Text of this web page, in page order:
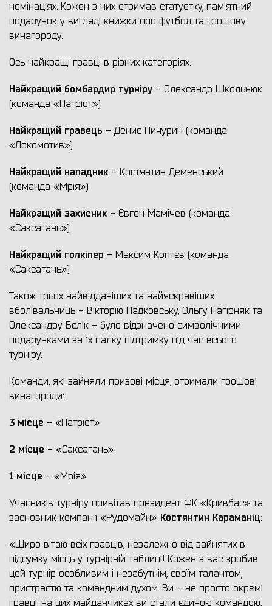
номінаціях. Кожен з них отримав статуетку, пам'ятний
подарунок у вигляді книжки про футбол та грошову
винагороду.
Ось найкращі гравці в різних категоріях:
Найкращий бомбардир турніру - Олександр Школьнюк
(команда «Патріот»)
Найкращий гравець - Денис Пичурин (команда
«Локомотив»)
Найкращий нападник - Костянтин Деменський
(команда «Мрія»)
Найкращий захисник - Євген Мамічев (команда
«Саксагань»)
Найкращий голкіпер - Максим Коптєв (команда
«Саксагань»)
Також трьох найвідданіших та найяскравіших
вболівальниць - Вікторію Падковську, Ольгу Нагірняк та
Олександру Бєлік - було відзначено символічними
подарунками за їх палку підтримку під час всього
турніру.
Команди, які зайняли призові місця, отримали грошові
винагороди:
3 місце - «Патріот»
2 місце - «Саксагань»
1 місце - «Мрія»
Учасників турніру привітав президент ФК «Кривбас» та
засновник компанії «Рудомайн» Костянтин Караманіц:
«Щиро вітаю всіх гравців, незалежно від зайнятих в
підсумку місць у турнірній таблиці! Кожен з вас зробив
цей турнір особливим і незабутнім, своїм талантом,
пристрастю та командним духом. Ви - не просто окремі
гравці, на цих майданчиках ви стали єдиною командою,